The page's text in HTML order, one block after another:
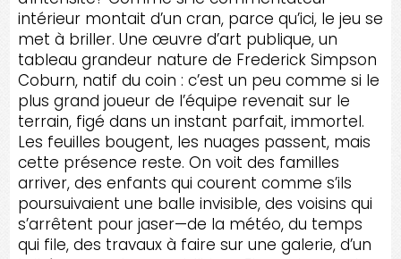
intérieur montait d’un cran, parce qu’ici, le jeu se
met à briller. Une œuvre d’art publique, un
tableau grandeur nature de Frederick Simpson
Coburn, natif du coin : c’est un peu comme si le
plus grand joueur de l’équipe revenait sur le
terrain, figé dans un instant parfait, immortel.
Les feuilles bougent, les nuages passent, mais
cette présence reste. On voit des familles
arriver, des enfants qui courent comme s’ils
poursuivaient une balle invisible, des voisins qui
s’arrêtent pour jaser—de la météo, du temps
qui file, des travaux à faire sur une galerie, d’un